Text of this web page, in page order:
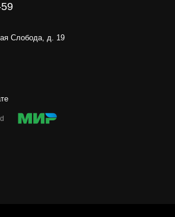
горшки, инвентарь и
повреждений рекомендуем оформлять
Слобода, д. 19